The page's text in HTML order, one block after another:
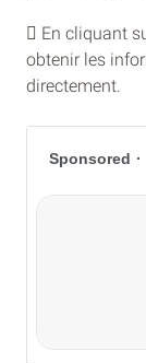
En cliquant
obtenir les
directement.